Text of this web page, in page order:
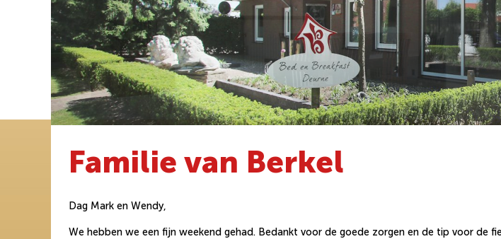
Familie van Berkel
Dag Mark en Wendy,
We hebben we een fijn weekend gehad. Bedankt voor de goede zorgen en de tip voor de